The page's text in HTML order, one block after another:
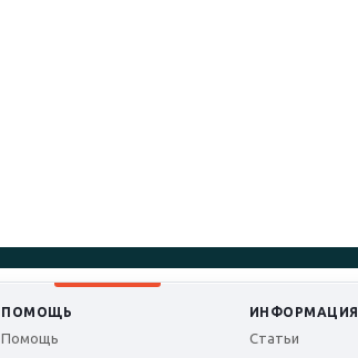
ПОМОЩЬ ИНФОРМАЦИЯ
Помощь Статьи